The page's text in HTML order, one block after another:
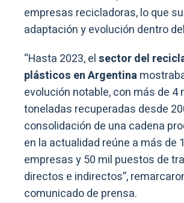
empresas recicladoras, lo que
adaptación y evolución dentro
“Hasta 2023, elsector del
plásticos en Argentina
evolución notable, con más de 4
toneladas recuperadas desde
consolidación de una cadena
en la actualidad reúne a más de
empresas y 50 mil puestos de
directos e indirectos”,
comunicado de prensa.